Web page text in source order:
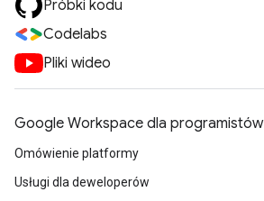
Próbki kodu
Codelabs
Pliki wideo
Google Workspace dla programistów
Omówienie platformy
Usługi dla deweloperów